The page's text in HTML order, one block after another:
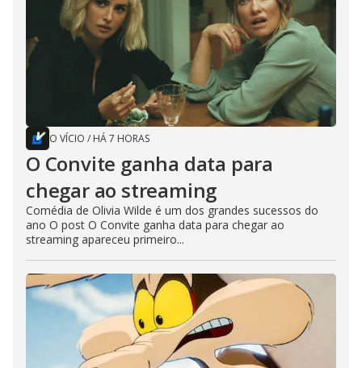
O VÍCIO / HÁ 7 HORAS
O Convite ganha data para
chegar ao streaming
Comédia de Olivia Wilde é um dos grandes sucessos do
ano O post O Convite ganha data para chegar ao
streaming apareceu primeiro...